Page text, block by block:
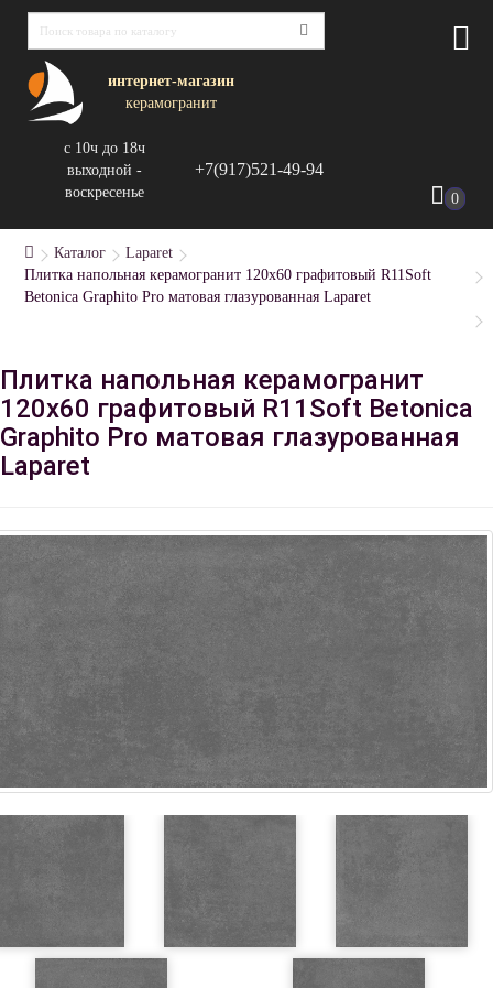
интернет-магазин
керамогранит
с 10ч до 18ч
выходной -
воскресенье
+7(917)521-49-94
0
Каталог
Laparet
Плитка напольная керамогранит 120x60 графитовый R11Soft
Betonica Graphito Pro матовая глазурованная Laparet
Плитка напольная керамогранит
120x60 графитовый R11Soft Betonica
Graphito Pro матовая глазурованная
Laparet